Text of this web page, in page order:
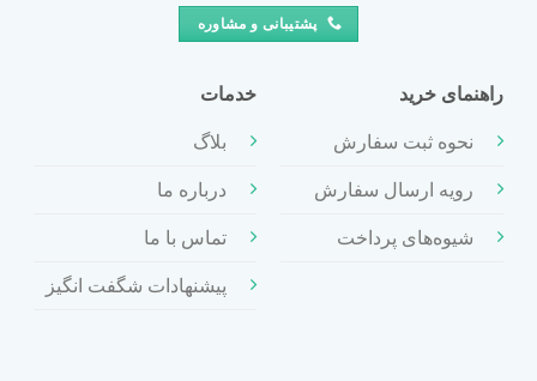
پشتیبانی و مشاوره
راهنمای خرید
نحوه ثبت سفارش
رویه ارسال سفارش
شیوه‌های پرداخت
خدمات
بلاگ
درباره ما
تماس با ما
پیشنهادات شگفت انگیز